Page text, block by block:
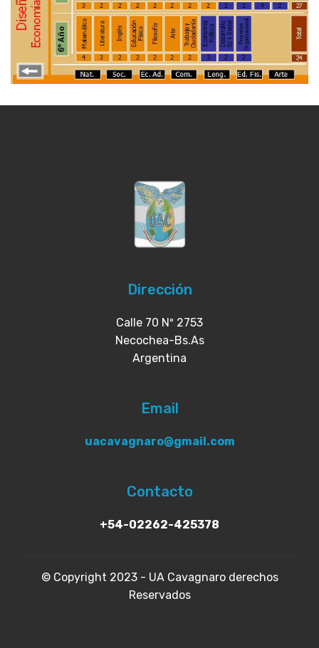
Dirección
Calle 70 Nº 2753
Necochea-Bs.As
Argentina
Email
uacavagnaro@gmail.com
Contacto
+54-02262-425378
© Copyright 2023 - UA Cavagnaro derechos
Reservados